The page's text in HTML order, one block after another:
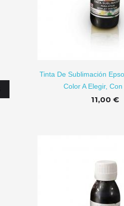
Tinta De Sublimación
Color A Elegir,
11,00 €